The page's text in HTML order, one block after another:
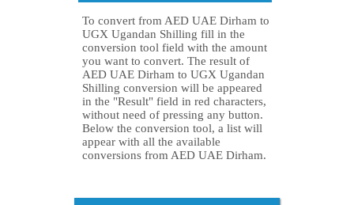
To convert from AED UAE Dirham to
UGX Ugandan Shilling fill in the
conversion tool field with the amount
you want to convert. The result of
AED UAE Dirham to UGX Ugandan
Shilling conversion will be appeared
in the "Result" field in red characters,
without need of pressing any button.
Below the conversion tool, a list will
appear with all the available
conversions from AED UAE Dirham.